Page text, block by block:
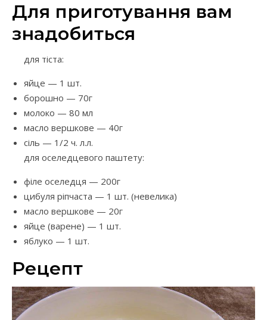
Для приготування вам
знадобиться
для тіста:
яйце — 1 шт.
борошно — 70г
молоко — 80 мл
масло вершкове — 40г
сіль — 1/2 ч. л.л.
для оселедцевого паштету:
філе оселедця — 200г
цибуля ріпчаста — 1 шт. (невелика)
масло вершкове — 20г
яйце (варене) — 1 шт.
яблуко — 1 шт.
Рецепт